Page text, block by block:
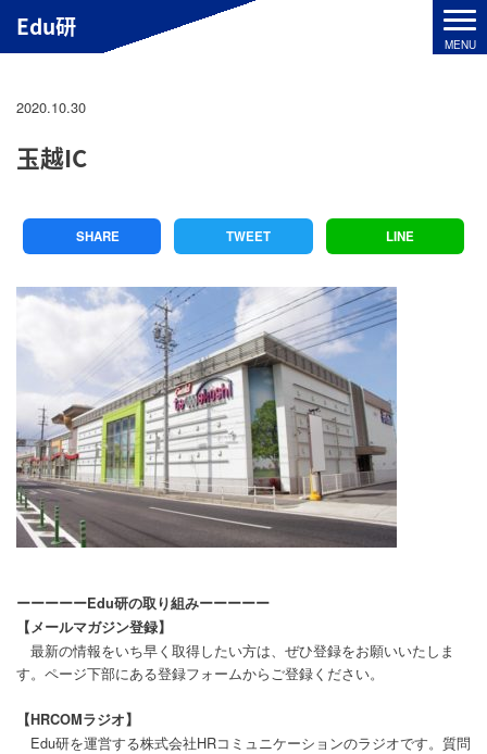
Edu研
2020.10.30
玉越IC
SHARE TWEET LINE
ーーーーーEdu研の取り組みーーーーー
【メールマガジン登録】
最新の情報をいち早く取得したい方は、ぜひ登録をお願いいたしま
す。ページ下部にある登録フォームからご登録ください。
【HRCOMラジオ】
Edu研を運営する株式会社HRコミュニケーションのラジオです。質問